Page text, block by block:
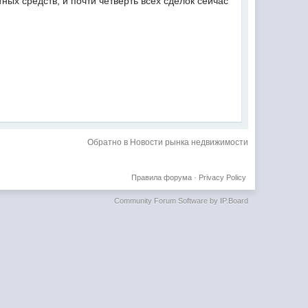
Обратно в Новости рынка недвижимости
Privacy Policy
Правила форума·
Community Forum Software by IP.Board